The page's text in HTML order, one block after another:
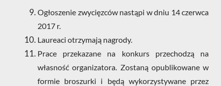
Ogłoszenie zwycięzców nastąpi w dniu 14 czerwca
2017 r.
Laureaci otrzymają nagrody.
Prace przekazane na konkurs przechodzą na
własność organizatora. Zostaną opublikowane w
formie broszurki i będą wykorzystywane przez